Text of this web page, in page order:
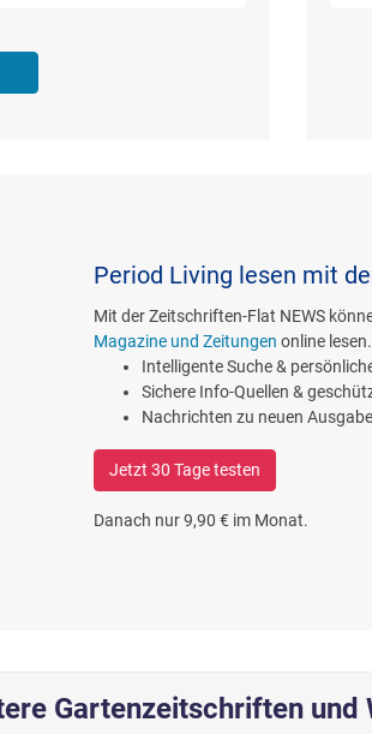
Period Living lesen mit
Mit der Zeitschriften-Flat NEWS
Magazine und Zeitungen online
Intelligente Suche &
Sichere Info-Quellen &
Nachrichten zu neuen
Jetzt 30 Tage testen
Danach nur 9,90 € im Monat.
Gartenzeitschriften und